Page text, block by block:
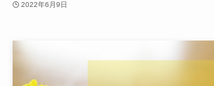
2022年6月9日